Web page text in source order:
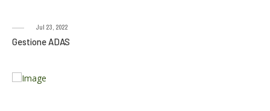
Jul 23, 2022
Gestione ADAS